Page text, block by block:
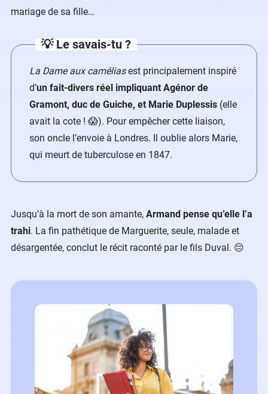
mariage de sa fille…
​💡 Le savais-tu ?
La Dame aux caméliasest principalement inspiré
d’un fait-divers réel impliquant Agénor de
Gramont, duc de Guiche, et Marie Duplessis (elle
avait la cote !​ 😱). Pour empêcher cette liaison,
son oncle l’envoie à Londres. Il oublie alors Marie,
qui meurt de tuberculose en 1847.
Jusqu’à la mort de son amante, Armand pense qu’elle l’a
trahi. La fin pathétique de Marguerite, seule, malade et
désargentée, conclut le récit raconté par le fils Duval.​ 😔